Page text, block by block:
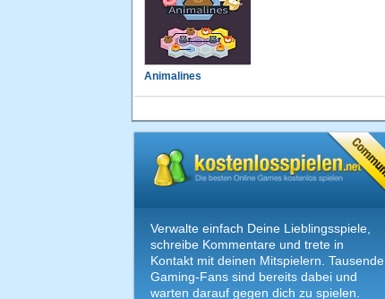
Animalines
Verwalte einfach Deine Lieblingsspiele,
schreibe Kommentare und trete in
Kontakt mit deinen Mitspielern. Tausende
Gaming-Fans sind bereits dabei und
warten darauf gegen dich zu spielen.